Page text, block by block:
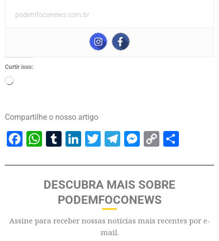
podemfoconews.com.br
Curtir isso:
Compartilhe o nosso artigo
Facebook
WhatsApp
Tumblr
LinkedIn
Twitter
Telegram
Messenger
Copy
DESCUBRA MAIS SOBRE
PODEMFOCONEWS
Assine para receber nossas notícias mais recentes por e-
mail.